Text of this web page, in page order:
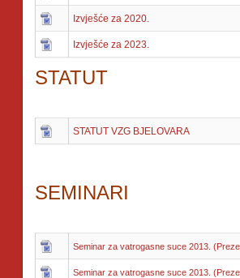
Izvješće za 2020.
Izvješće za 2023.
STATUT
STATUT VZG BJELOVARA
SEMINARI
Seminar za vatrogasne suce 2013.
Seminar za vatrogasne suce 2013.